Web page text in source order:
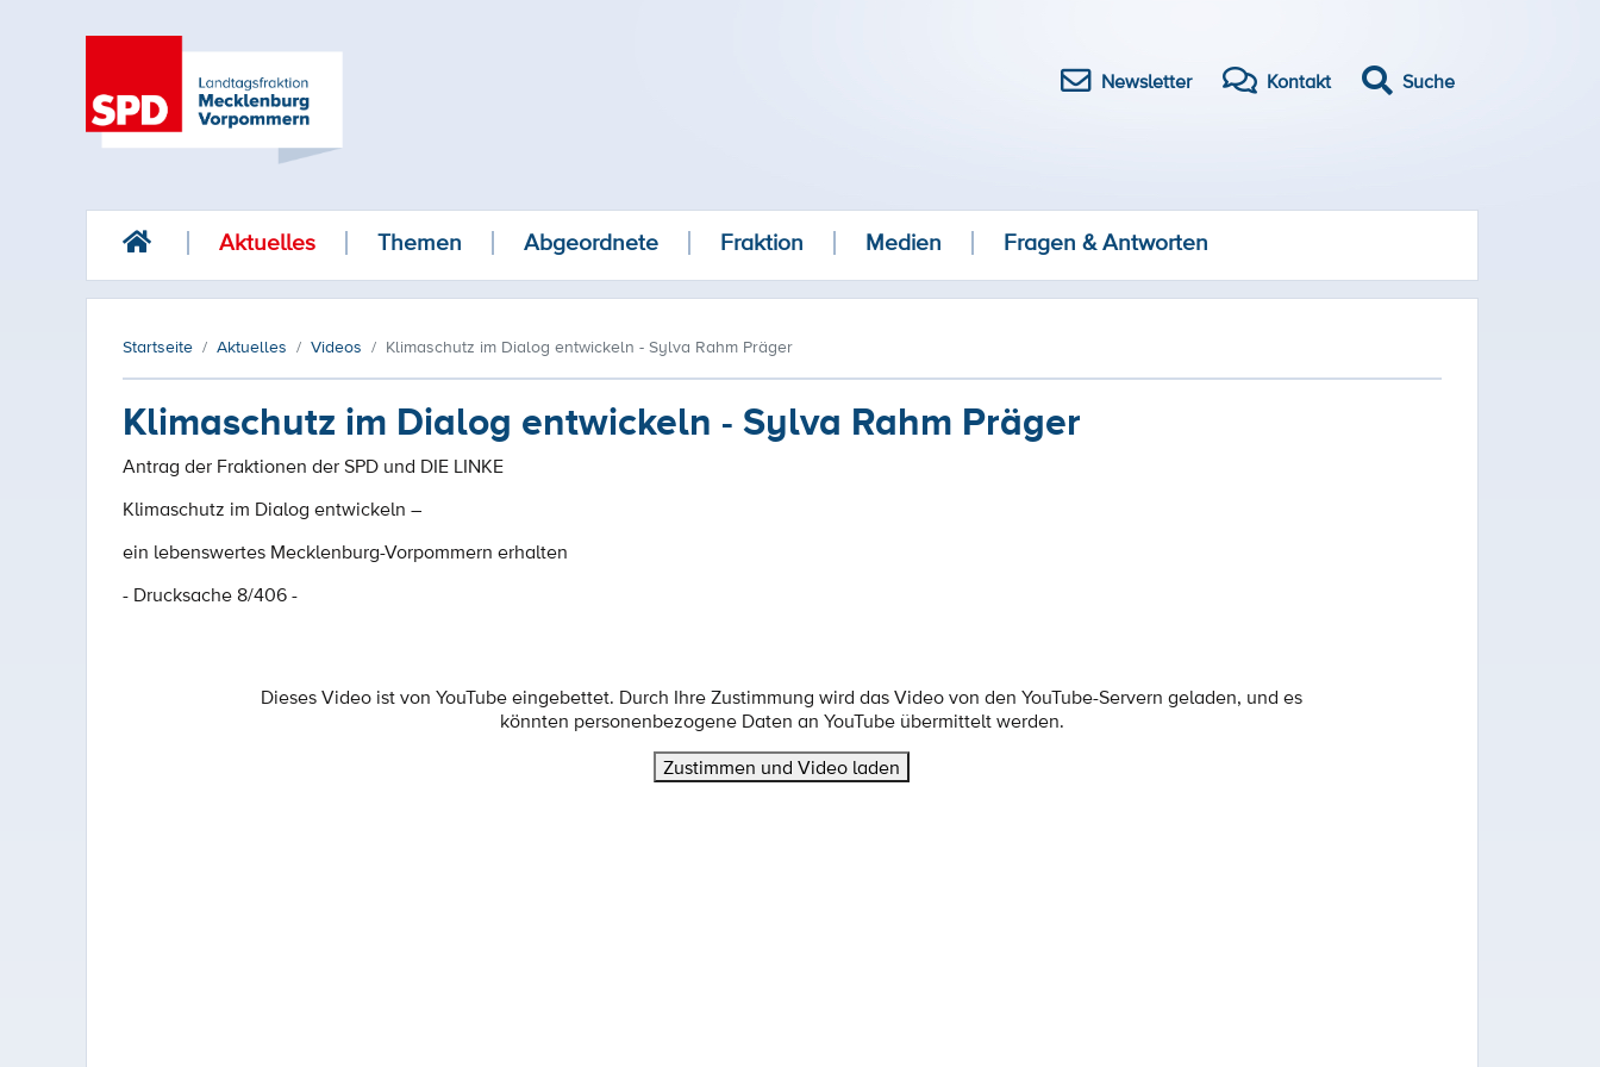
Newsletter Kontakt Suche
Aktuelles Themen Abgeordnete Fraktion Medien Fragen & Antworten
Startseite Aktuelles Videos Klimaschutz im Dialog entwickeln - Sylva Rahm Präger
Klimaschutz im Dialog entwickeln - Sylva Rahm Präger
Antrag der Fraktionen der SPD und DIE LINKE
Klimaschutz im Dialog entwickeln –
ein lebenswertes Mecklenburg-Vorpommern erhalten
- Drucksache 8/406 -
Dieses Video ist von YouTube eingebettet. Durch Ihre Zustimmung wird das Video von den YouTube-Servern geladen, und es
könnten personenbezogene Daten an YouTube übermittelt werden.
Zustimmen und Video laden